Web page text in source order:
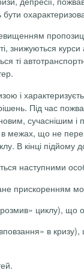
знижуються курси
ті
і
Під час
сучаснішим і
межах, що не
В кінці
наступними
прискоренням
циклу),
в